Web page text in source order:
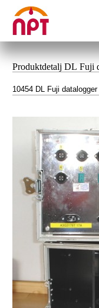
Produktdetalj DL Fuji
10454 DL Fuji